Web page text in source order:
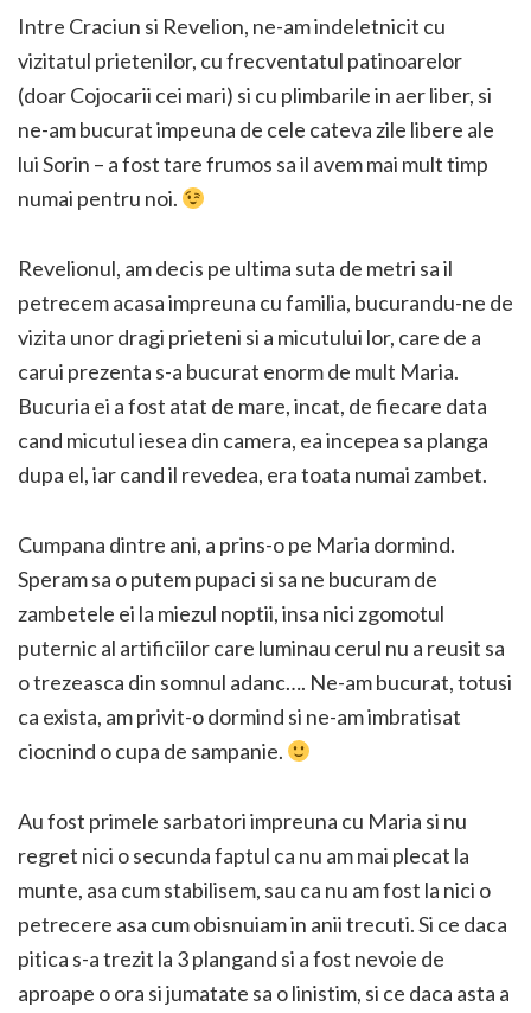
Intre Craciun si Revelion, ne-am indeletnicit cu
vizitatul prietenilor, cu frecventatul patinoarelor
(doar Cojocarii cei mari) si cu plimbarile in aer liber, si
ne-am bucurat impeuna de cele cateva zile libere ale
lui Sorin – a fost tare frumos sa il avem mai mult timp
numai pentru noi.
Revelionul, am decis pe ultima suta de metri sa il
petrecem acasa impreuna cu familia, bucurandu-ne de
vizita unor dragi prieteni si a micutului lor, care de a
carui prezenta s-a bucurat enorm de mult Maria.
Bucuria ei a fost atat de mare, incat, de fiecare data
cand micutul iesea din camera, ea incepea sa planga
dupa el, iar cand il revedea, era toata numai zambet.
Cumpana dintre ani, a prins-o pe Maria dormind.
Speram sa o putem pupaci si sa ne bucuram de
zambetele ei la miezul noptii, insa nici zgomotul
puternic al artificiilor care luminau cerul nu a reusit sa
o trezeasca din somnul adanc…. Ne-am bucurat, totusi
ca exista, am privit-o dormind si ne-am imbratisat
ciocnind o cupa de sampanie.
Au fost primele sarbatori impreuna cu Maria si nu
regret nici o secunda faptul ca nu am mai plecat la
munte, asa cum stabilisem, sau ca nu am fost la nici o
petrecere asa cum obisnuiam in anii trecuti. Si ce daca
pitica s-a trezit la 3 plangand si a fost nevoie de
aproape o ora si jumatate sa o linistim, si ce daca asta a